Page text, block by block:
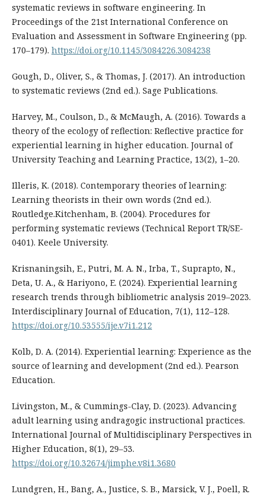
systematic reviews in software engineering. In
Proceedings of the 21st International Conference on
Evaluation and Assessment in Software Engineering (pp.
170–179). https://doi.org/10.1145/3084226.3084238
Gough, D., Oliver, S., & Thomas, J. (2017). An introduction
to systematic reviews (2nd ed.). Sage Publications.
Harvey, M., Coulson, D., & McMaugh, A. (2016). Towards a
theory of the ecology of reflection: Reflective practice for
experiential learning in higher education. Journal of
University Teaching and Learning Practice, 13(2), 1–20.
Illeris, K. (2018). Contemporary theories of learning:
Learning theorists in their own words (2nd ed.).
Routledge.Kitchenham, B. (2004). Procedures for
performing systematic reviews (Technical Report TR/SE-
0401). Keele University.
Krisnaningsih, E., Putri, M. A. N., Irba, T., Suprapto, N.,
Deta, U. A., & Hariyono, E. (2024). Experiential learning
research trends through bibliometric analysis 2019–2023.
Interdisciplinary Journal of Education, 7(1), 112–128.
https://doi.org/10.53555/ije.v7i1.212
Kolb, D. A. (2014). Experiential learning: Experience as the
source of learning and development (2nd ed.). Pearson
Education.
Livingston, M., & Cummings-Clay, D. (2023). Advancing
adult learning using andragogic instructional practices.
International Journal of Multidisciplinary Perspectives in
Higher Education, 8(1), 29–53.
https://doi.org/10.32674/jimphe.v8i1.3680
Lundgren, H., Bang, A., Justice, S. B., Marsick, V. J., Poell, R.